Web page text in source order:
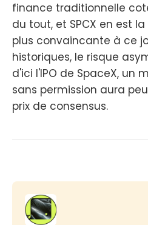
finance traditionnelle
du tout, et SPCX en est
plus convaincante à ce
historiques, le risque
d'ici l'IPO de SpaceX, un
sans permission aura
prix de consensus.